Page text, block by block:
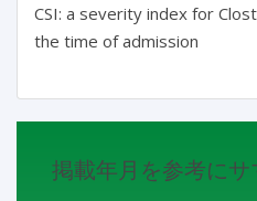
CSI: a severity index for
the time of admission
掲載年月を参考に